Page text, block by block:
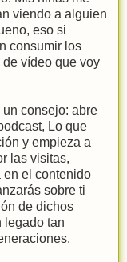
viendo a alguien
eso si
consumir los
vídeo que voy
un consejo: abre
Lo que
y empieza a
las visitas,
en el contenido
sobre ti
de dichos
legado tan